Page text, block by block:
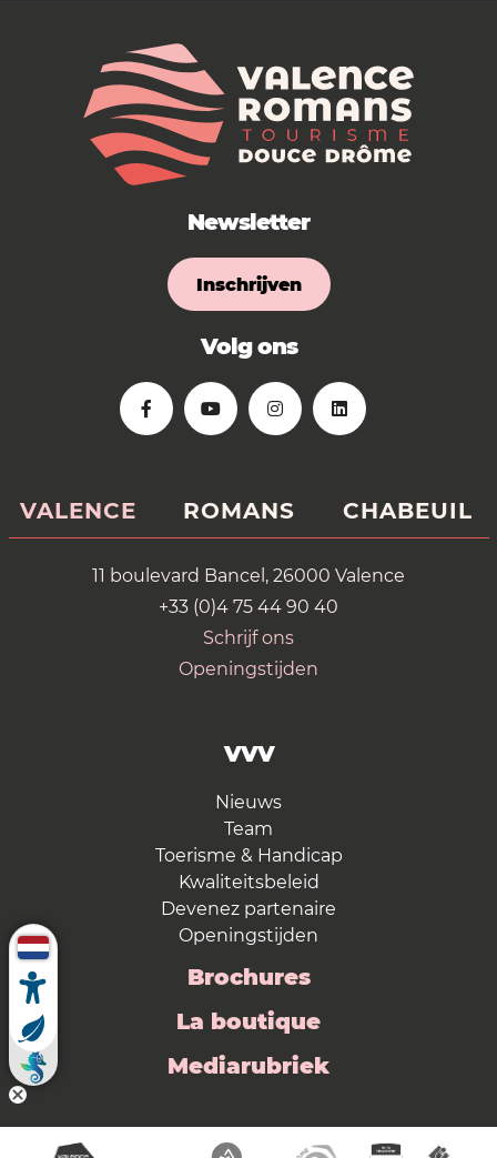
Newsletter
Inschrijven
Volg ons
VALENCE ROMANS CHABEUIL
11 boulevard Bancel, 26000 Valence
+33 (0)4 75 44 90 40
Schrijf ons
Openingstijden
VVV
Nieuws
Team
Toerisme & Handicap
Kwaliteitsbeleid
Devenez partenaire
Openingstijden
Brochures
La boutique
Mediarubriek